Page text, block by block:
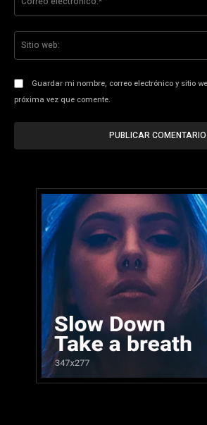
Guardar mi nombre, correo electrónico y sitio
próxima vez que comente.